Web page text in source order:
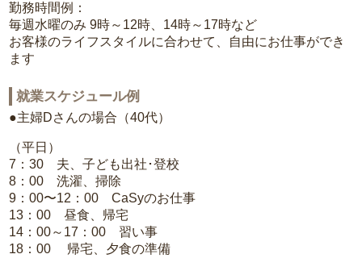
勤務時間例：
毎週水曜のみ 9時～12時、14時～17時など
お客様のライフスタイルに合わせて、自由にお仕事ができ
ます
就業スケジュール例
●主婦Dさんの場合（40代）
（平日）
7：30 夫、子ども出社･登校
8：00 洗濯、掃除
9：00〜12：00 CaSyのお仕事
13：00 昼食、帰宅
14：00～17：00 習い事
18：00 帰宅、夕食の準備